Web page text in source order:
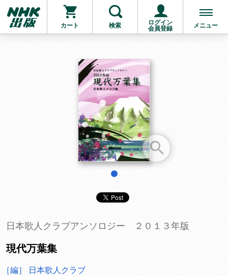
カート 検索
ログイン
会員登録
メニュー
お支払いに進む
他にも商品を買う
日本歌人クラブアンソロジー ２０１３年版
現代万葉集
［編］ 日本歌人クラブ